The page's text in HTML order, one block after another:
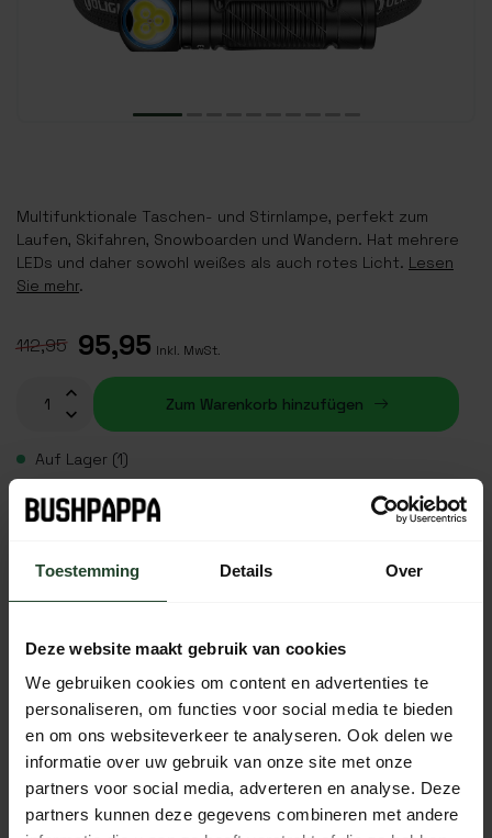
Toestemming Details Over
Deze website maakt gebruik van cookies
We gebruiken cookies om content en advertenties te
personaliseren, om functies voor social media te bieden
en om ons websiteverkeer te analyseren. Ook delen we
informatie over uw gebruik van onze site met onze
partners voor social media, adverteren en analyse. Deze
partners kunnen deze gegevens combineren met andere
Multifunktionale Taschen- und Stirnlampe, perfekt zum
Laufen, Skifahren, Snowboarden und Wandern. Hat mehrere
LEDs und daher sowohl weißes als auch rotes Licht. Lesen
Sie mehr.
112,95 95,95 Inkl. MwSt.
Zum Warenkorb hinzufügen
Auf Lager (1)
Plaats je bestelling binnen
, dan wordt je
bestelling vandaag nog verzonden
Kostenloser Versand ab 90 € (NL, BE & DE)
Bestellungen von Mo bis Fr vor 17:00 Uhr werden noch am
Jeden Tag von 10:00 bis 20:00 Uhr per Chat, Telefon oder
E-Mail erreichbar.